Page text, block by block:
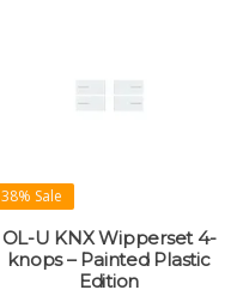
38% Sale
OL-U KNX Wipperset 4-
knops – Painted Plastic
Edition